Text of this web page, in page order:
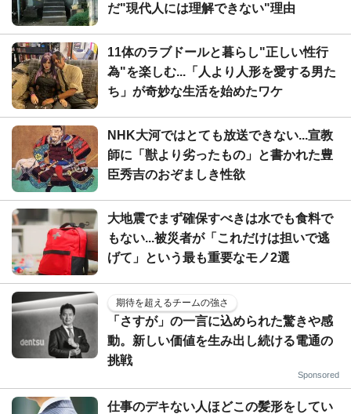
だ"現代人には理解できない"理由
11体のラブドールと暮らし"正しい性行
為"を楽しむ...「人より人形を愛する男た
ち」が奇妙な生活を始めたワケ
NHK大河ではとても放送できない...宣教
師に「獣より劣ったもの」と書かれた豊
臣秀吉のおぞましき性欲
大地震でまず確保すべきは水でも食料で
もない...被災者が「これだけは担いで逃
げて」という最も重要なモノ2選
期待を超えるチームの強さ
「さすが」の一言に込められた驚きや感
動。新しい価値を生み出し続ける電通の
挑戦
Sponsored
仕事のデキない人ほどこの髪形をしてい